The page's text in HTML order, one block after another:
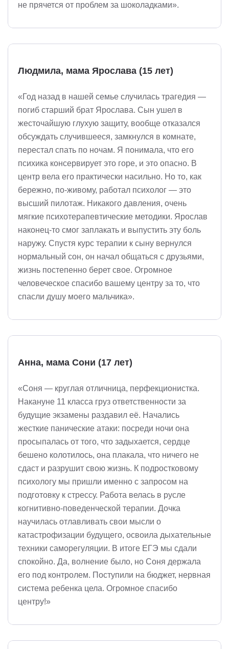
не прячется от проблем за шоколадками».
Людмила, мама Ярослава (15 лет)
«Год назад в нашей семье случилась трагедия —
погиб старший брат Ярослава. Сын ушел в
жесточайшую глухую защиту, вообще отказался
обсуждать случившееся, замкнулся в комнате,
перестал спать по ночам. Я понимала, что его
психика консервирует это горе, и это опасно. В
центр вела его практически насильно. Но то, как
бережно, по-живому, работал психолог — это
высший пилотаж. Никакого давления, очень
мягкие психотерапевтические методики. Ярослав
наконец-то смог заплакать и выпустить эту боль
наружу. Спустя курс терапии к сыну вернулся
нормальный сон, он начал общаться с друзьями,
жизнь постепенно берет свое. Огромное
человеческое спасибо вашему центру за то, что
спасли душу моего мальчика».
Анна, мама Сони (17 лет)
«Соня — круглая отличница, перфекционистка.
Накануне 11 класса груз ответственности за
будущие экзамены раздавил её. Начались
жесткие панические атаки: посреди ночи она
просыпалась от того, что задыхается, сердце
бешено колотилось, она плакала, что ничего не
сдаст и разрушит свою жизнь. К подростковому
психологу мы пришли именно с запросом на
подготовку к стрессу. Работа велась в русле
когнитивно-поведенческой терапии. Дочка
научилась отлавливать свои мысли о
катастрофизации будущего, освоила дыхательные
техники саморегуляции. В итоге ЕГЭ мы сдали
спокойно. Да, волнение было, но Соня держала
его под контролем. Поступили на бюджет, нервная
система ребенка цела. Огромное спасибо
центру!»